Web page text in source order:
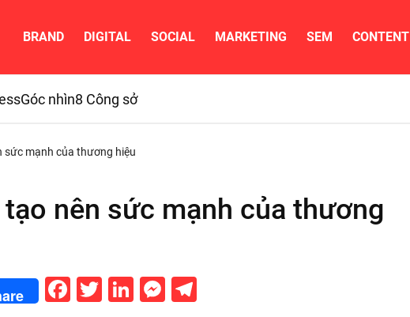
BRAND DIGITAL SOCIAL MARKETING SEM CONTENT
Góc nhìn8 Công sở
sức mạnh của thương hiệu
nên sức mạnh của thương
Facebook
Twitter
LinkedIn
Messenger
Telegram